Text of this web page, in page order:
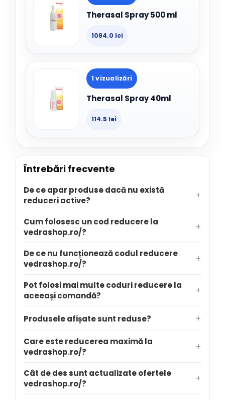
Therasal Spray 500 ml
1084.0 lei
1 vizualizări
Therasal Spray 40ml
114.5 lei
Întrebări frecvente
De ce apar produse dacă nu există
reduceri active?
Cum folosesc un cod reducere la
vedrashop.ro/?
De ce nu funcționează codul reducere
vedrashop.ro/?
Pot folosi mai multe coduri reducere la
aceeași comandă?
Produsele afișate sunt reduse?
Care este reducerea maximă la
vedrashop.ro/?
Cât de des sunt actualizate ofertele
vedrashop.ro/?